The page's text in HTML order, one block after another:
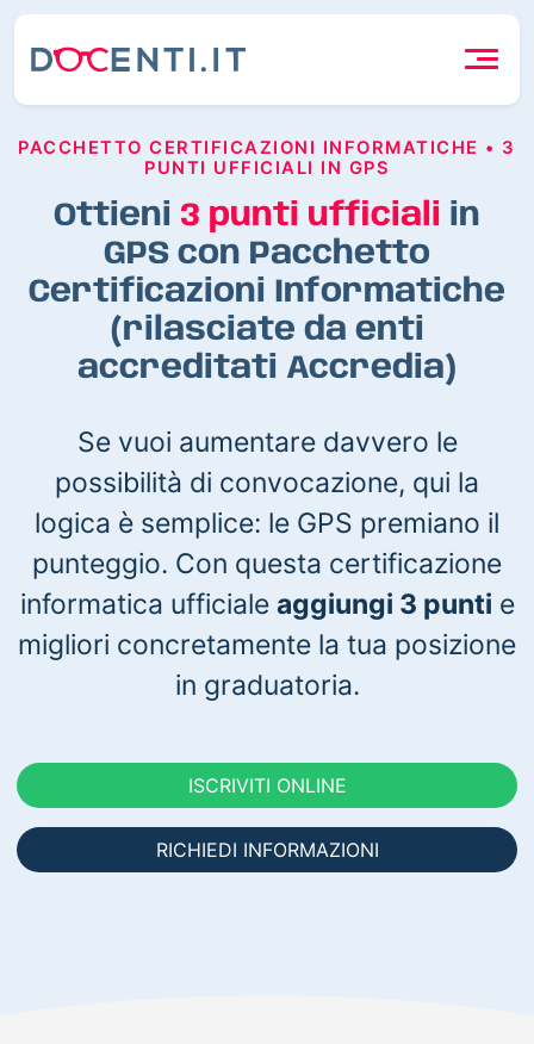
PACCHETTO CERTIFICAZIONI INFORMATICHE • 3
PUNTI UFFICIALI IN GPS
Ottieni 3 punti ufficiali in
GPS con Pacchetto
Certificazioni Informatiche
(rilasciate da enti
accreditati Accredia)
Se vuoi aumentare davvero le
possibilità di convocazione, qui la
logica è semplice: le GPS premiano il
punteggio. Con questa certificazione
informatica ufficiale aggiungi 3 punti e
migliori concretamente la tua posizione
in graduatoria.
ISCRIVITI ONLINE
RICHIEDI INFORMAZIONI